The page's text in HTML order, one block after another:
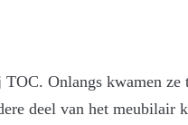
Onlangs kwamen
deel van het